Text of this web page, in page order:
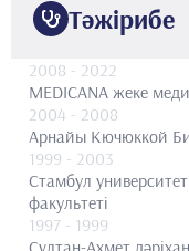
Тәжірибе
2008 - 2022
MEDICANA жеке
2004 - 2008
Арнайы Кючюккой
1999 - 2003
Стамбул
факультеті
1997 - 1999
Сұлтан-Ахмет